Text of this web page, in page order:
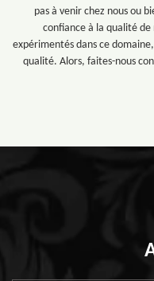
pas à venir chez nous ou
confiance à la qualité de
expérimentés dans ce
qualité. Alors, faites-nous